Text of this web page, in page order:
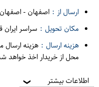
ارسال از : اصفهان-اصفهان
مکان تحویل : سراسر
هزینه ارسال : هزینه ارسال
محل از خریدار اخذ خواهد
اطلاعات بیشتر ❯